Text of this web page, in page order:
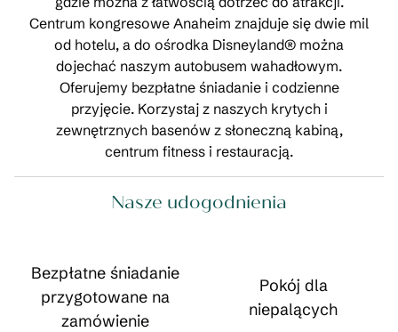
Centrum kongresowe Anaheim znajduje się dwie mil
od hotelu, a do ośrodka Disneyland® można
dojechać naszym autobusem wahadłowym.
Oferujemy bezpłatne śniadanie i codzienne
przyjęcie. Korzystaj z naszych krytych i
zewnętrznych basenów z słoneczną kabiną,
centrum fitness i restauracją.
Nasze udogodnienia
Bezpłatne śniadanie
przygotowane na
zamówienie
Pokój dla
niepalących